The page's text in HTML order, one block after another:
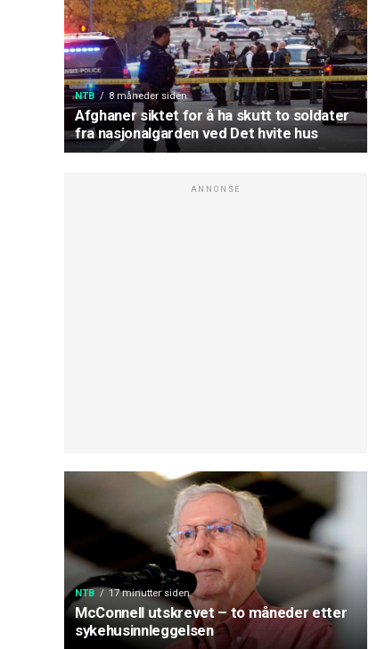
NTB 8 måneder siden
Afghaner siktet for å ha skutt to soldater
fra nasjonalgarden ved Det hvite hus
ANNONSE
NTB 17 minutter siden
McConnell utskrevet – to måneder etter
sykehusinnleggelsen